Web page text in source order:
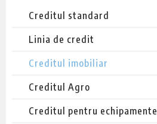
Creditul standard
Linia de credit
Creditul imobiliar
Creditul Agro
Creditul pentru echipamente